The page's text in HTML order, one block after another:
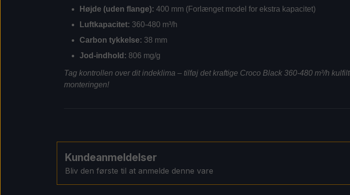
Højde (uden flange): 400 mm (Forlænget model for ekstra kapacitet)
Luftkapacitet: 360-480 m³/h
Carbon tykkelse: 38 mm
Jod-indhold: 806 mg/g
Tag kontrollen over dit indeklima – tilføj det kraftige Croco Black 360-480 m³/h
monteringen!
Kundeanmeldelser
Bliv den første til at anmelde denne vare